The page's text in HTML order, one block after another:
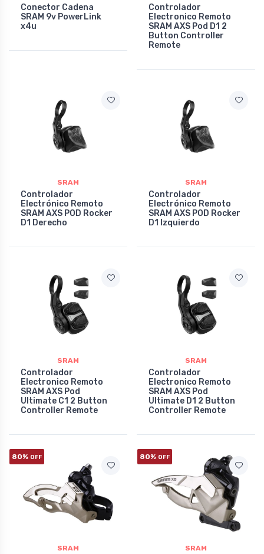
Conector Cadena
SRAM 9v PowerLink
x4u
Controlador
Electronico Remoto
SRAM AXS Pod D1 2
Button Controller
Remote
SRAM
Controlador
Electrónico Remoto
SRAM AXS POD Rocker
D1 Derecho
SRAM
Controlador
Electrónico Remoto
SRAM AXS POD Rocker
D1 Izquierdo
SRAM
Controlador
Electronico Remoto
SRAM AXS Pod
Ultimate C1 2 Button
Controller Remote
SRAM
Controlador
Electronico Remoto
SRAM AXS Pod
Ultimate D1 2 Button
Controller Remote
80% OFF
SRAM
80% OFF
SRAM